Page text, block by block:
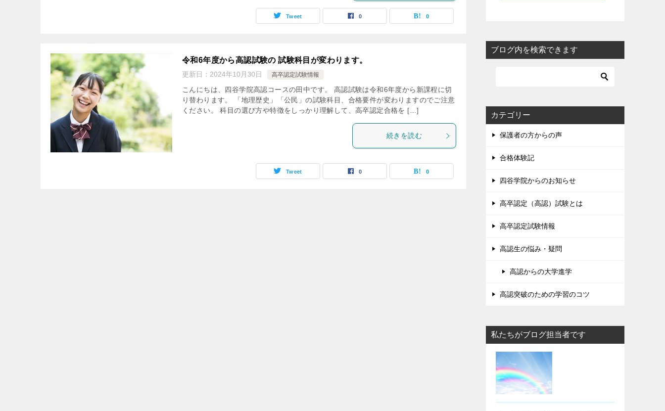
Tweet 0 0
令和6年度から高認試験の 試験科目が変わります。
更新日： 2024年10月30日 高卒認定試験情報
こんにちは、四谷学院高認コースの田中です。 高認試験は令和6年度から新課程に切
り替わります。 「地理歴史」「公民」の試験科目、合格要件が変わりますのでご注意
ください。 科目の選び方や特徴をしっかり理解して、高卒認定合格を […]
続きを読む
Tweet 0 0
ブログ内を検索できます
カテゴリー
保護者の方からの声
合格体験記
四谷学院からのお知らせ
高卒認定（高認）試験とは
高卒認定試験情報
高認生の悩み・疑問
高認からの大学進学
高認突破のための学習のコツ
私たちがブログ担当者です